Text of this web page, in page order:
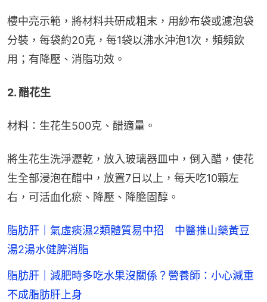
樓中亮示範，將材料共研成粗末，用紗布袋或濾泡袋
分裝，每袋約20克，每1袋以沸水沖泡1次，頻頻飲
用；有降壓、消脂功效。
2. 醋花生
材料：生花生500克、醋適量。
將生花生洗淨瀝乾，放入玻璃器皿中，倒入醋，使花
生全部浸泡在醋中，放置7日以上，每天吃10顆左
右，可活血化瘀、降壓、降膽固醇。
脂肪肝｜氣虛痰濕2類體質易中招 中醫推山藥黃豆
湯2湯水健脾消脂
脂肪肝｜減肥時多吃水果沒關係？營養師：小心減重
不成脂肪肝上身